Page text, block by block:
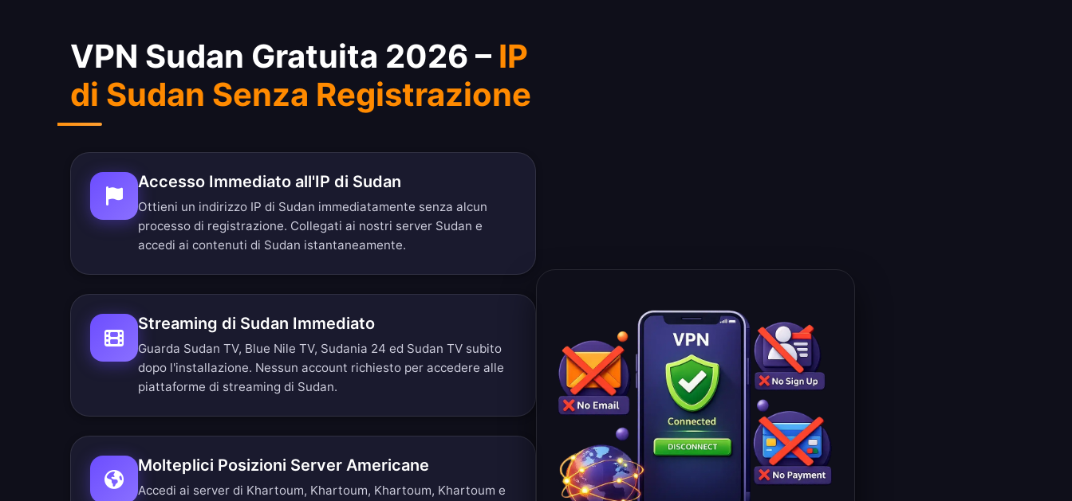
VPN Sudan Gratuita 2026 – IP
di Sudan Senza Registrazione
Accesso Immediato all'IP di Sudan
Ottieni un indirizzo IP di Sudan immediatamente senza alcun
processo di registrazione. Collegati ai nostri server Sudan e
accedi ai contenuti di Sudan istantaneamente.
Streaming di Sudan Immediato
Guarda Sudan TV, Blue Nile TV, Sudania 24 ed Sudan TV subito
dopo l'installazione. Nessun account richiesto per accedere alle
piattaforme di streaming di Sudan.
Molteplici Posizioni Server Americane
Accedi ai server di Khartoum, Khartoum, Khartoum, Khartoum e